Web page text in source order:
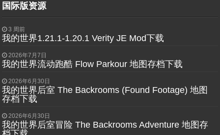
国际版资源
3 周前
我的世界1.21.1-1.20.1 Verity JE Mod下载
2026年7月7日
我的世界流动跑酷 Flow Parkour 地图存档下载
2026年6月30日
我的世界后室 The Backrooms (Found Footage) 地图
存档下载
2026年6月30日
我的世界后室冒险 The Backrooms Adventure 地图存